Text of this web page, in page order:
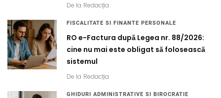
De la Redacția
FISCALITATE SI FINANTE PERSONALE
RO e-Factura după Legea nr. 88/2026:
cine nu mai este obligat să folosească
sistemul
De la Redacția
GHIDURI ADMINISTRATIVE SI BIROCRATIE